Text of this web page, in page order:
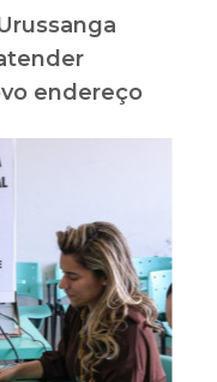
endereço